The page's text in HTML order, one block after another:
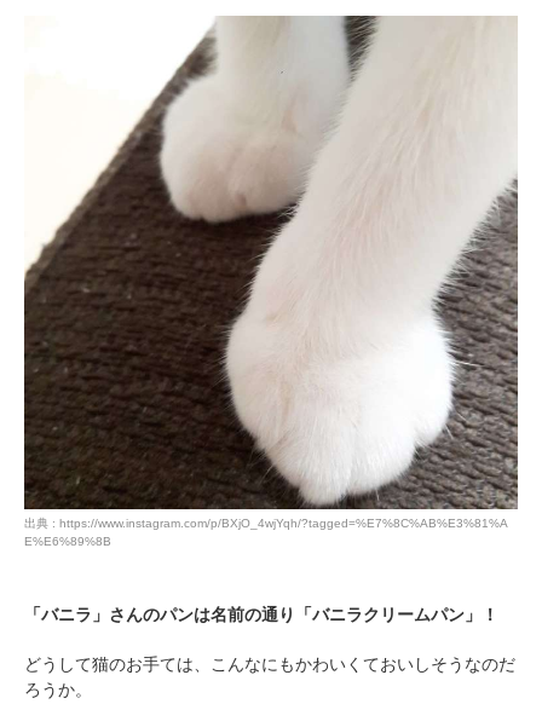
出典 : https://www.instagram.com/p/BXjO_4wjYqh/?tagged=%E7%8C%AB%E3%81%A
E%E6%89%8B
「バニラ」さんのパンは名前の通り「バニラクリームパン」！
どうして猫のお手ては、こんなにもかわいくておいしそうなのだ
ろうか。
閉じる
pecodogs
pecocats
PECOアプリをダウンロード済みの方
アプリで開く